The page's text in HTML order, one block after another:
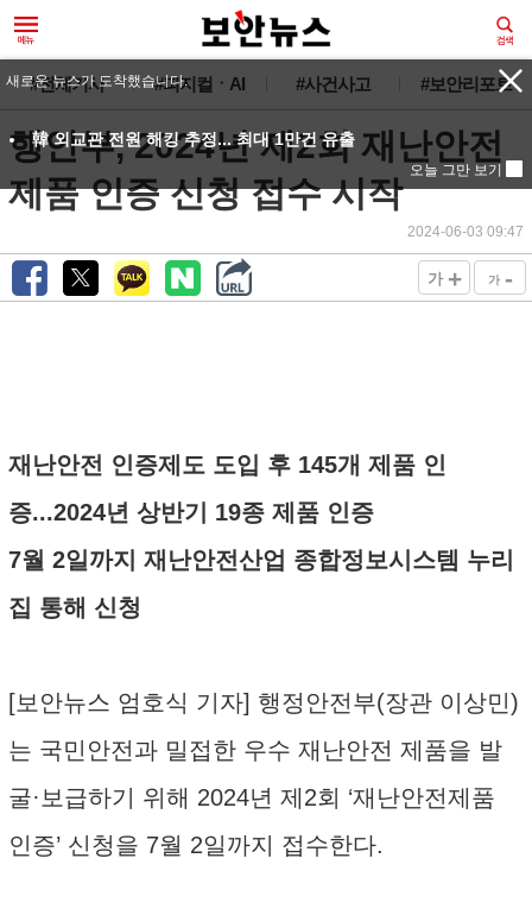
#전체기사 #피지컬ㆍAI #사건사고 #보안리포트
행안부, 2024년 제2회 재난안전
제품 인증 신청 접수 시작
2024-06-03 09:47
가 + 가 -
재난안전 인증제도 도입 후 145개 제품 인
증...2024년 상반기 19종 제품 인증
7월 2일까지 재난안전산업 종합정보시스템 누리
집 통해 신청
[보안뉴스 엄호식 기자] 행정안전부(장관 이상민)
는 국민안전과 밀접한 우수 재난안전 제품을 발
굴·보급하기 위해 2024년 제2회 ‘재난안전제품
인증’ 신청을 7월 2일까지 접수한다.
새로운 뉴스가 도착했습니다.
韓 외교관 전원 해킹 추정... 최대 1만건 유출
오늘 그만 보기